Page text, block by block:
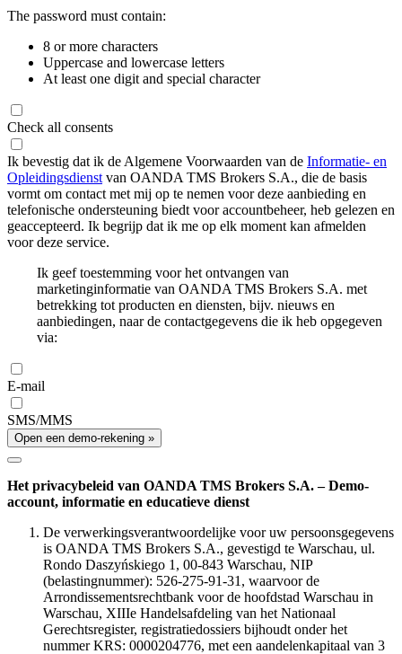
The password must contain:
8 or more characters
Uppercase and lowercase letters
At least one digit and special character
Check all consents
Ik bevestig dat ik de Algemene Voorwaarden van de Informatie- en
Opleidingsdienst van OANDA TMS Brokers S.A., die de basis
vormt om contact met mij op te nemen voor deze aanbieding en
telefonische ondersteuning biedt voor accountbeheer, heb gelezen en
geaccepteerd. Ik begrijp dat ik me op elk moment kan afmelden
voor deze service.
Ik geef toestemming voor het ontvangen van
marketinginformatie van OANDA TMS Brokers S.A. met
betrekking tot producten en diensten, bijv. nieuws en
aanbiedingen, naar de contactgegevens die ik heb opgegeven
via:
E-mail
SMS/MMS
Open een demo-rekening »
Het privacybeleid van OANDA TMS Brokers S.A. – Demo-
account, informatie en educatieve dienst
De verwerkingsverantwoordelijke voor uw persoonsgegevens
is OANDA TMS Brokers S.A., gevestigd te Warschau, ul.
Rondo Daszyńskiego 1, 00-843 Warschau, NIP
(belastingnummer): 526-275-91-31, waarvoor de
Arrondissementsrechtbank voor de hoofdstad Warschau in
Warschau, XIIIe Handelsafdeling van het Nationaal
Gerechtsregister, registratiedossiers bijhoudt onder het
nummer KRS: 0000204776, met een aandelenkapitaal van 3